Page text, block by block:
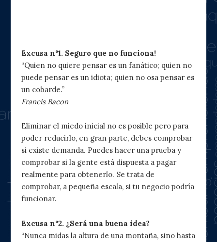
Excusa nº1. Seguro que no funciona!
“Quien no quiere pensar es un fanático; quien no
puede pensar es un idiota; quien no osa pensar es
un cobarde.”
Francis Bacon
Eliminar el miedo inicial no es posible pero para
poder reducirlo, en gran parte, debes comprobar
si existe demanda. Puedes hacer una prueba y
comprobar si la gente está dispuesta a pagar
realmente para obtenerlo. Se trata de
comprobar, a pequeña escala, si tu negocio podría
funcionar.
Excusa nº2. ¿Será una buena idea?
“Nunca midas la altura de una montaña, sino hasta